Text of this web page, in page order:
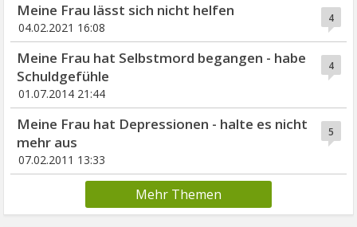
4
Meine Frau lässt sich nicht helfen
04.02.2021 16:08
4
Meine Frau hat Selbstmord begangen - habe
Schuldgefühle
01.07.2014 21:44
5
Meine Frau hat Depressionen - halte es nicht
mehr aus
07.02.2011 13:33
Mehr Themen